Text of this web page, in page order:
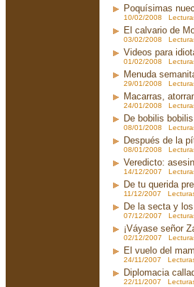
Poquísimas
10/02/2008
El calvario de
03/02/2008
Videos para
01/02/2008
Menuda
29/01/2008
Macarras,
24/01/2008
De bobilis bobilis
08/01/2008
Después de la
08/01/2008
Veredicto:
14/12/2007
De tu querida
11/12/2007
De la secta y
07/12/2007
¡Váyase señor
02/12/2007
El vuelo del
24/11/2007
Diplomacia
22/11/2007